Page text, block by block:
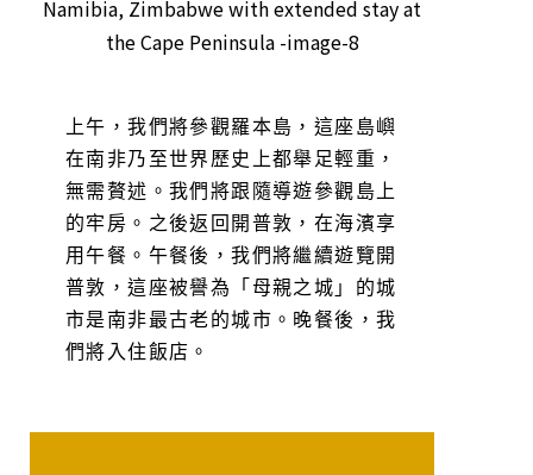
上午，我們將參觀羅本島，這座島嶼
在南非乃至世界歷史上都舉足輕重，
無需贅述。我們將跟隨導遊參觀島上
的牢房。之後返回開普敦，在海濱享
用午餐。午餐後，我們將繼續遊覽開
普敦，這座被譽為「母親之城」的城
市是南非最古老的城市。晚餐後，我
們將入住飯店。